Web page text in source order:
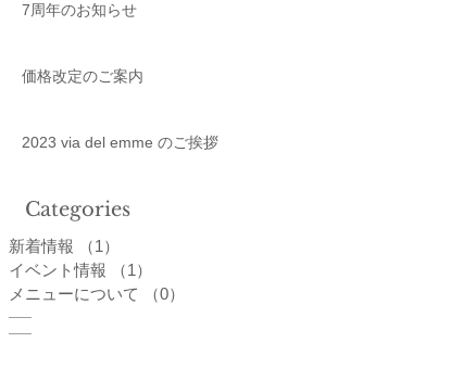
7周年のお知らせ
価格改定のご案内
2023 via del emme のご挨拶
Categories
新着情報 （1）
イベント情報
（1）
メニューについて
（0）